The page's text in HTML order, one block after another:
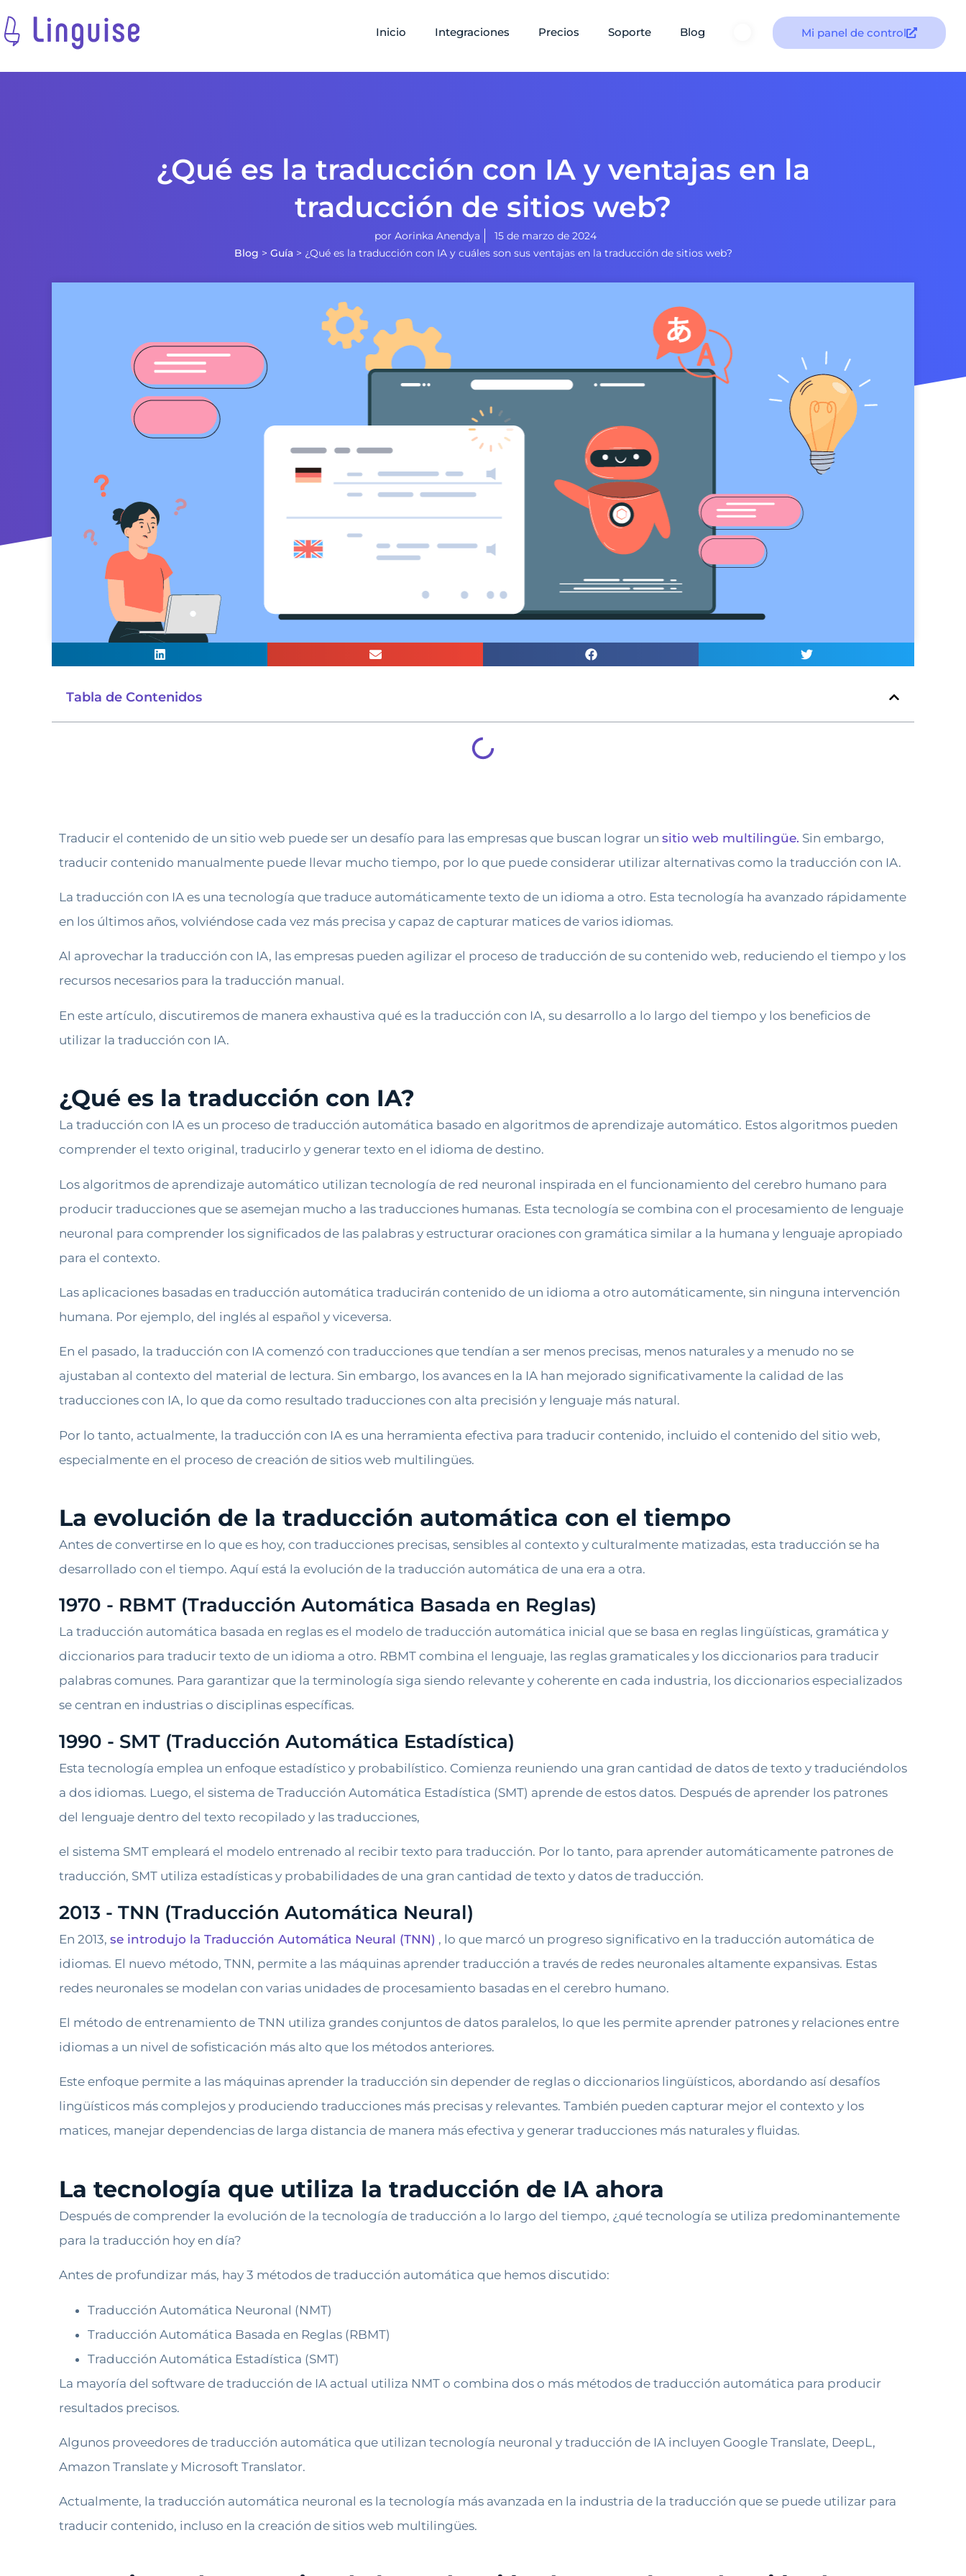
Inicio Integraciones Precios Soporte Blog Mi panel de control
¿Qué es la traducción con IA y ventajas en la
traducción de sitios web?
por Aorinka Anendya
15 de marzo de 2024
Blog > Guía> ¿Qué es la traducción con IA y cuáles son sus ventajas en la traducción de sitios web?
Tabla de Contenidos
Traducir el contenido de un sitio web puede ser un desafío para las empresas que buscan lograr un sitio web multilingüe. Sin embargo,
traducir contenido manualmente puede llevar mucho tiempo, por lo que puede considerar utilizar alternativas como la traducción con IA.
La traducción con IA es una tecnología que traduce automáticamente texto de un idioma a otro. Esta tecnología ha avanzado rápidamente
en los últimos años, volviéndose cada vez más precisa y capaz de capturar matices de varios idiomas.
Al aprovechar la traducción con IA, las empresas pueden agilizar el proceso de traducción de su contenido web, reduciendo el tiempo y los
recursos necesarios para la traducción manual.
En este artículo, discutiremos de manera exhaustiva qué es la traducción con IA, su desarrollo a lo largo del tiempo y los beneficios de
utilizar la traducción con IA.
¿Qué es la traducción con IA?
La traducción con IA es un proceso de traducción automática basado en algoritmos de aprendizaje automático. Estos algoritmos pueden
comprender el texto original, traducirlo y generar texto en el idioma de destino.
Los algoritmos de aprendizaje automático utilizan tecnología de red neuronal inspirada en el funcionamiento del cerebro humano para
producir traducciones que se asemejan mucho a las traducciones humanas. Esta tecnología se combina con el procesamiento de lenguaje
neuronal para comprender los significados de las palabras y estructurar oraciones con gramática similar a la humana y lenguaje apropiado
para el contexto.
Las aplicaciones basadas en traducción automática traducirán contenido de un idioma a otro automáticamente, sin ninguna intervención
humana. Por ejemplo, del inglés al español y viceversa.
En el pasado, la traducción con IA comenzó con traducciones que tendían a ser menos precisas, menos naturales y a menudo no se
ajustaban al contexto del material de lectura. Sin embargo, los avances en la IA han mejorado significativamente la calidad de las
traducciones con IA, lo que da como resultado traducciones con alta precisión y lenguaje más natural.
Por lo tanto, actualmente, la traducción con IA es una herramienta efectiva para traducir contenido, incluido el contenido del sitio web,
especialmente en el proceso de creación de sitios web multilingües.
La evolución de la traducción automática con el tiempo
Antes de convertirse en lo que es hoy, con traducciones precisas, sensibles al contexto y culturalmente matizadas, esta traducción se ha
desarrollado con el tiempo. Aquí está la evolución de la traducción automática de una era a otra.
1970 - RBMT (Traducción Automática Basada en Reglas)
La traducción automática basada en reglas es el modelo de traducción automática inicial que se basa en reglas lingüísticas, gramática y
diccionarios para traducir texto de un idioma a otro. RBMT combina el lenguaje, las reglas gramaticales y los diccionarios para traducir
palabras comunes. Para garantizar que la terminología siga siendo relevante y coherente en cada industria, los diccionarios especializados
se centran en industrias o disciplinas específicas.
1990 - SMT (Traducción Automática Estadística)
Esta tecnología emplea un enfoque estadístico y probabilístico. Comienza reuniendo una gran cantidad de datos de texto y traduciéndolos
a dos idiomas. Luego, el sistema de Traducción Automática Estadística (SMT) aprende de estos datos. Después de aprender los patrones
del lenguaje dentro del texto recopilado y las traducciones,
el sistema SMT empleará el modelo entrenado al recibir texto para traducción. Por lo tanto, para aprender automáticamente patrones de
traducción, SMT utiliza estadísticas y probabilidades de una gran cantidad de texto y datos de traducción.
2013 - TNN (Traducción Automática Neural)
En 2013, se introdujo la Traducción Automática Neural (TNN) , lo que marcó un progreso significativo en la traducción automática de
idiomas. El nuevo método, TNN, permite a las máquinas aprender traducción a través de redes neuronales altamente expansivas. Estas
redes neuronales se modelan con varias unidades de procesamiento basadas en el cerebro humano.
El método de entrenamiento de TNN utiliza grandes conjuntos de datos paralelos, lo que les permite aprender patrones y relaciones entre
idiomas a un nivel de sofisticación más alto que los métodos anteriores.
Este enfoque permite a las máquinas aprender la traducción sin depender de reglas o diccionarios lingüísticos, abordando así desafíos
lingüísticos más complejos y produciendo traducciones más precisas y relevantes. También pueden capturar mejor el contexto y los
matices, manejar dependencias de larga distancia de manera más efectiva y generar traducciones más naturales y fluidas.
La tecnología que utiliza la traducción de IA ahora
Después de comprender la evolución de la tecnología de traducción a lo largo del tiempo, ¿qué tecnología se utiliza predominantemente
para la traducción hoy en día?
Antes de profundizar más, hay 3 métodos de traducción automática que hemos discutido:
Traducción Automática Neuronal (NMT)
Traducción Automática Basada en Reglas (RBMT)
Traducción Automática Estadística (SMT)
La mayoría del software de traducción de IA actual utiliza NMT o combina dos o más métodos de traducción automática para producir
resultados precisos.
Algunos proveedores de traducción automática que utilizan tecnología neuronal y traducción de IA incluyen Google Translate, DeepL,
Amazon Translate y Microsoft Translator.
Actualmente, la traducción automática neuronal es la tecnología más avanzada en la industria de la traducción que se puede utilizar para
traducir contenido, incluso en la creación de sitios web multilingües.